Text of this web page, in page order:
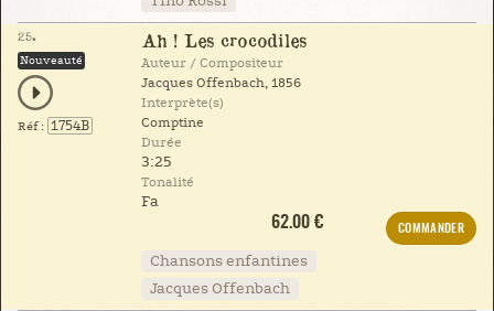
25.
Nouveauté
Réf : 1754B
Ah ! Les crocodiles
Auteur / Compositeur
Jacques Offenbach, 1856
Interprète(s)
Comptine
Durée
3:25
Tonalité
Fa
62.00 €
COMMANDER
Chansons enfantines
Jacques Offenbach